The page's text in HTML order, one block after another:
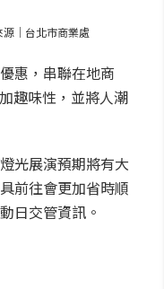
｜台北市商業處
惠，串聯在地商
趣味性，並將人潮
光展演預期將有大
前往會更加省時順
日交管資訊。